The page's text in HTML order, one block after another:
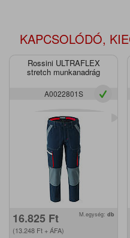
KAPCSOLÓDÓ,
Rossini ULTRAFLEX
stretch munkanadrág
A0022801S
16.825 Ft
(13.248 Ft + ÁFA)
M.egység: db